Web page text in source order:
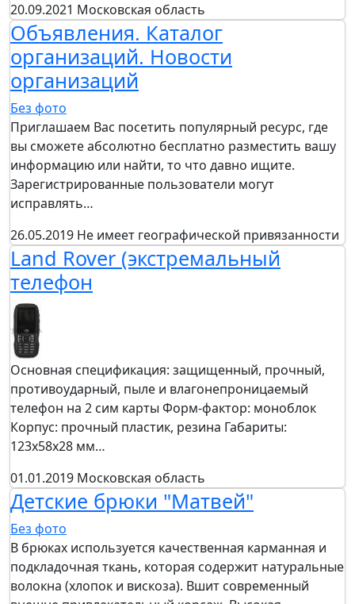
20.09.2021 Московская область
Объявления. Каталог
организаций. Новости
организаций
Без фото
Приглашаем Вас посетить популярный ресурс, где
вы сможете абсолютно бесплатно разместить вашу
информацию или найти, то что давно ищите.
Зарегистрированные пользователи могут
исправлять…
26.05.2019 Не имеет географической привязанности
Land Rover (экстремальный
телефон
Основная спецификация: защищенный, прочный,
противоударный, пыле и влагонепроницаемый
телефон на 2 сим карты Форм-фактор: моноблок
Корпус: прочный пластик, резина Габариты:
123х58х28 мм…
01.01.2019 Московская область
Детские брюки "Матвей"
Без фото
В брюках используется качественная карманная и
подкладочная ткань, которая содержит натуральные
волокна (хлопок и вискоза). Вшит современный